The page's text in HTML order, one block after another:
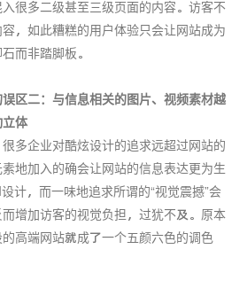
很多二级甚至三级页面的内容。访客不
，如此糟糕的用户体验只会让网站成为
而非踏脚板。
区二：与信息相关的图片、视频素材越
体
多企业对酷炫设计的追求远超过网站的
地加入的确会让网站的信息表达更为生
计，而一味地追求所谓的“视觉震撼”会
增加访客的视觉负担，过犹不及。原本
高端网站就成了一个五颜六色的调色